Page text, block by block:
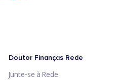
Doutor Finanças Rede
Junte-se à Rede